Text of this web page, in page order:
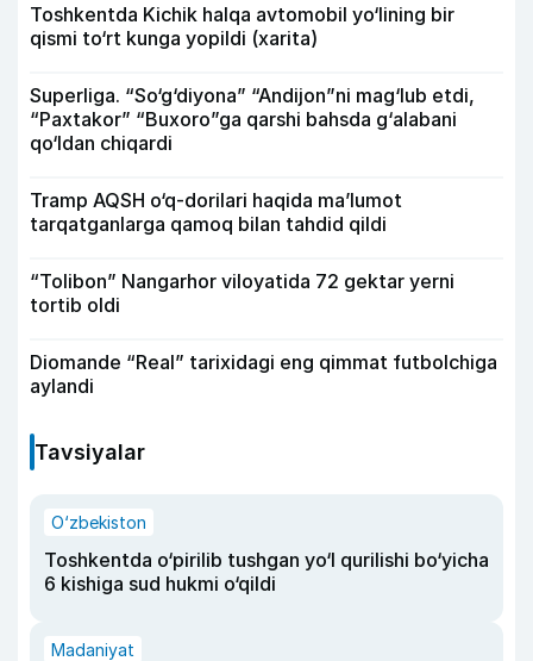
Toshkentda Kichik halqa avtomobil yo‘lining bir
qismi to‘rt kunga yopildi (xarita)
Superliga. “So‘g‘diyona” “Andijon”ni mag‘lub etdi,
“Paxtakor” “Buxoro”ga qarshi bahsda g‘alabani
qo‘ldan chiqardi
Tramp AQSH o‘q-dorilari haqida ma’lumot
tarqatganlarga qamoq bilan tahdid qildi
“Tolibon” Nangarhor viloyatida 72 gektar yerni
tortib oldi
Diomande “Real” tarixidagi eng qimmat futbolchiga
aylandi
Tavsiyalar
O‘zbekiston
Toshkentda o‘pirilib tushgan yo‘l qurilishi bo‘yicha
6 kishiga sud hukmi o‘qildi
Madaniyat